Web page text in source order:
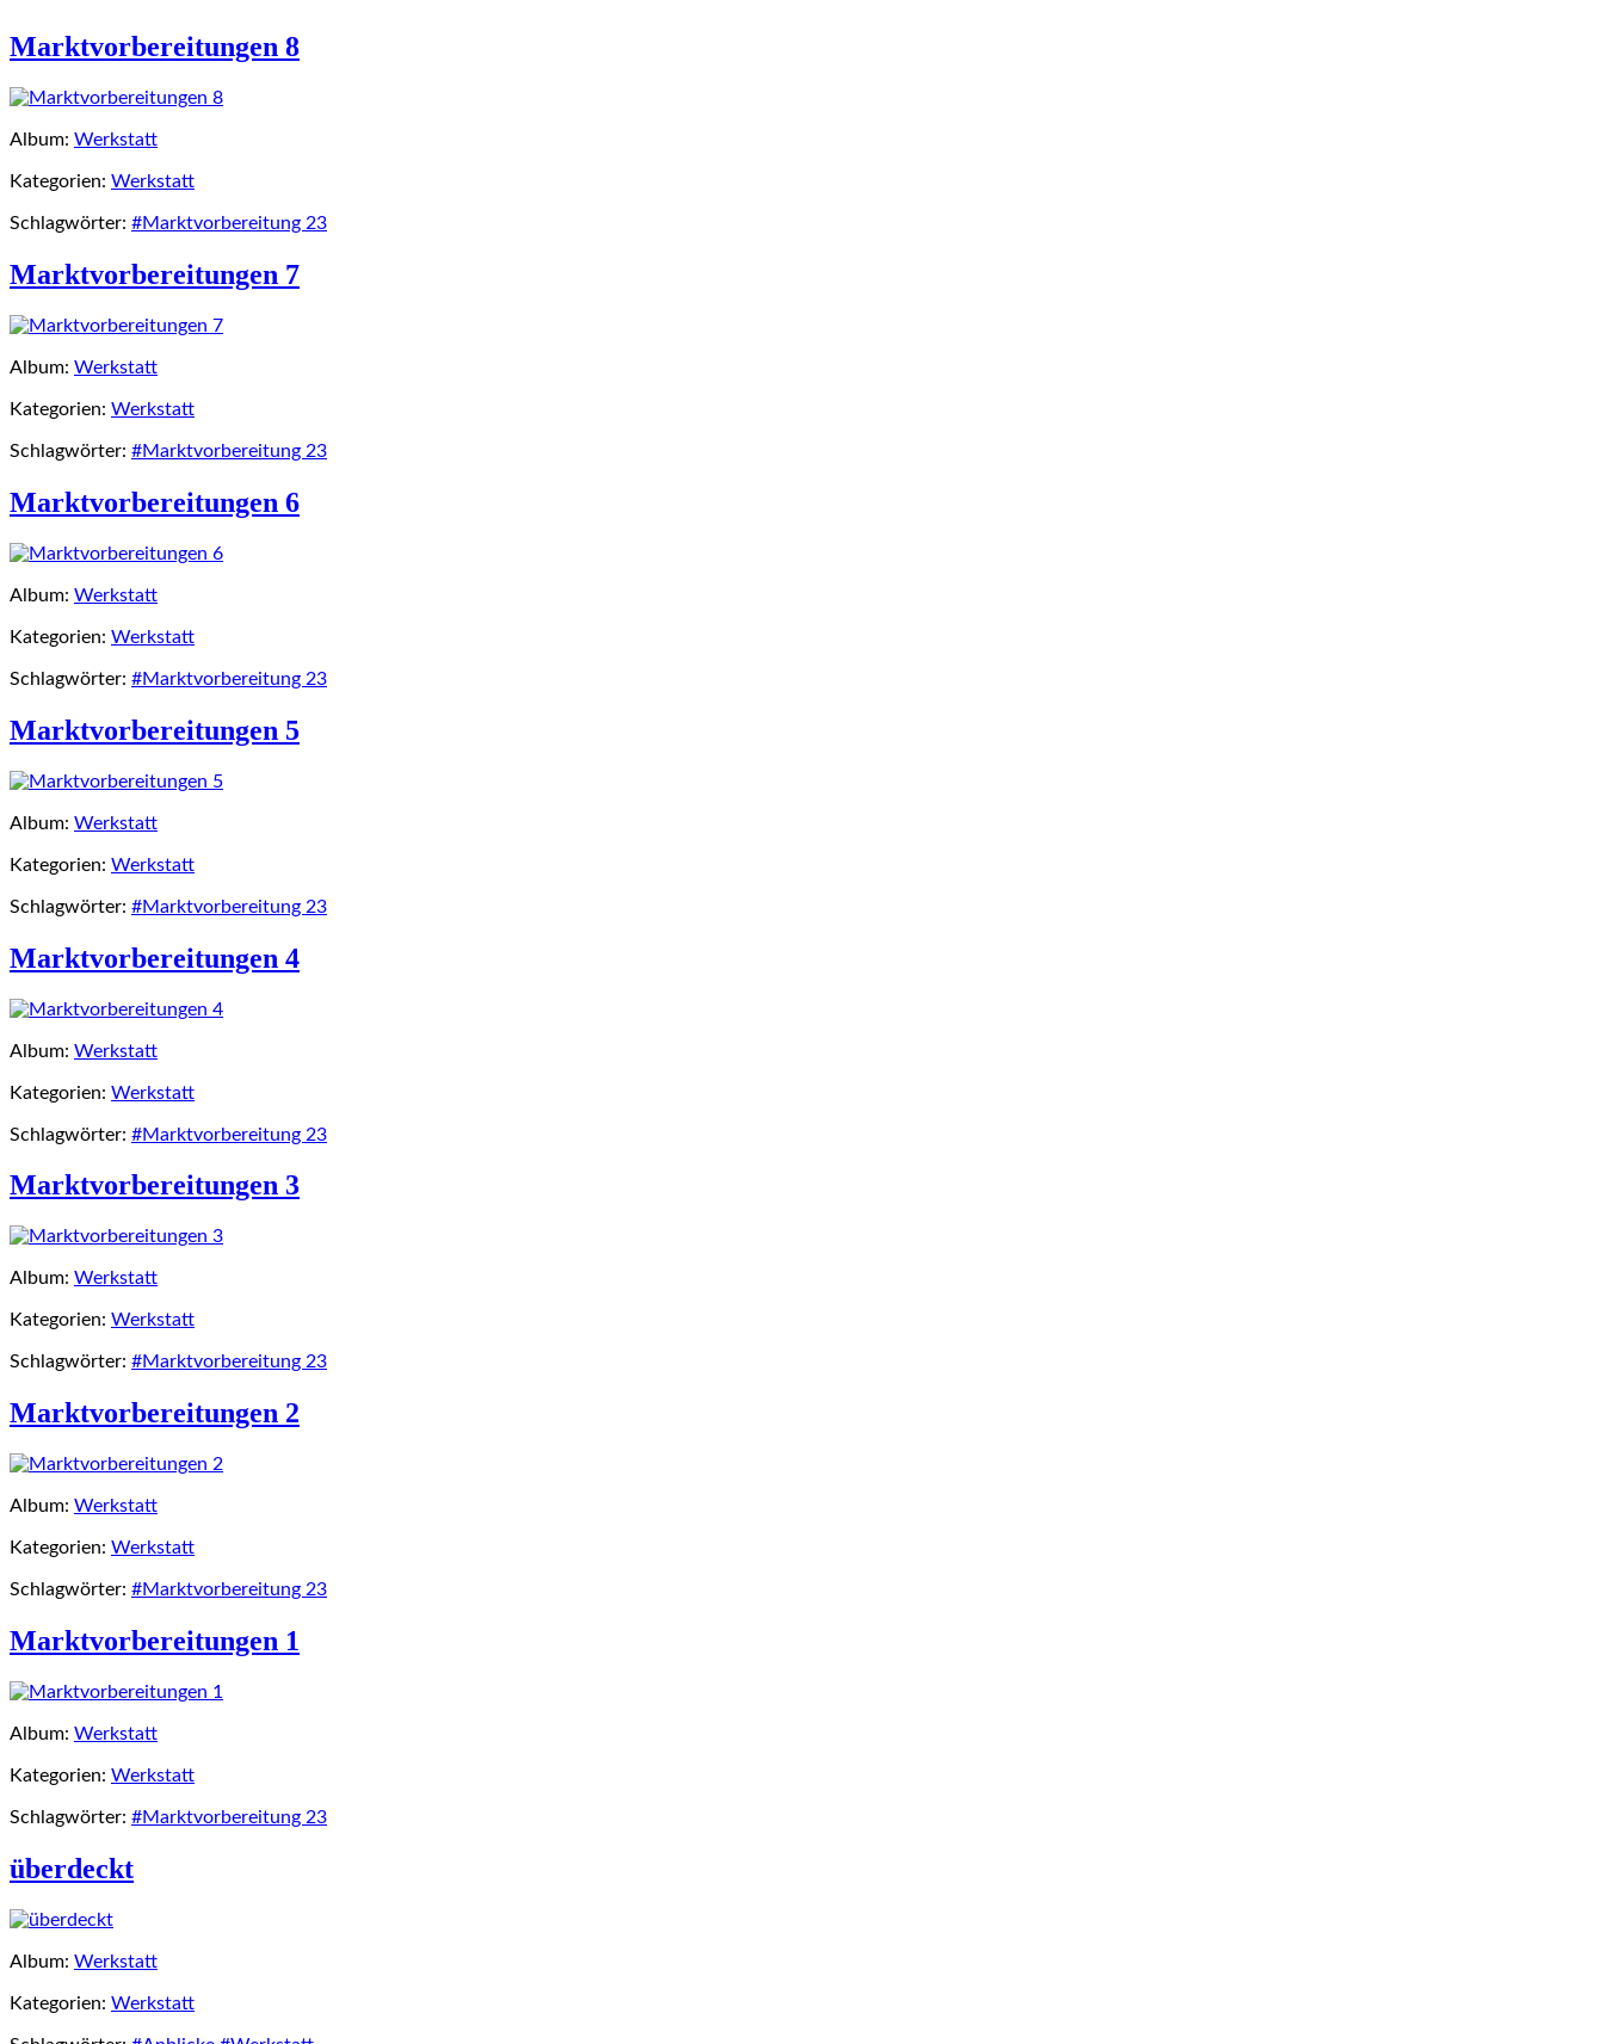
Marktvorbereitungen 8
Album: Werkstatt
Kategorien: Werkstatt
Schlagwörter: #Marktvorbereitung 23
Marktvorbereitungen 7
Album: Werkstatt
Kategorien: Werkstatt
Schlagwörter: #Marktvorbereitung 23
Marktvorbereitungen 6
Album: Werkstatt
Kategorien: Werkstatt
Schlagwörter: #Marktvorbereitung 23
Marktvorbereitungen 5
Album: Werkstatt
Kategorien: Werkstatt
Schlagwörter: #Marktvorbereitung 23
Marktvorbereitungen 4
Album: Werkstatt
Kategorien: Werkstatt
Schlagwörter: #Marktvorbereitung 23
Marktvorbereitungen 3
Album: Werkstatt
Kategorien: Werkstatt
Schlagwörter: #Marktvorbereitung 23
Marktvorbereitungen 2
Album: Werkstatt
Kategorien: Werkstatt
Schlagwörter: #Marktvorbereitung 23
Marktvorbereitungen 1
Album: Werkstatt
Kategorien: Werkstatt
Schlagwörter: #Marktvorbereitung 23
überdeckt
Album: Werkstatt
Kategorien: Werkstatt